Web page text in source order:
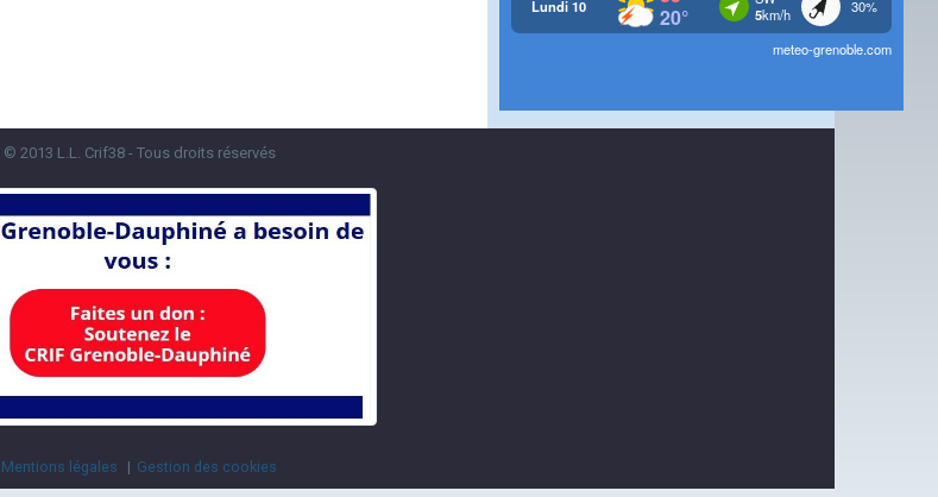
© 2013 L.L. Crif38 - Tous droits réservés
Mentions légales Gestion des cookies